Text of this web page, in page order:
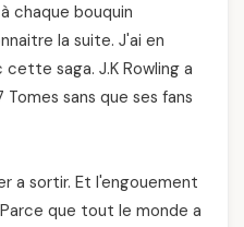
chaque bouquin
la suite. J'ai en
saga. J.K Rowling a
sans que ses fans
a sortir. Et l'engouement
que tout le monde a